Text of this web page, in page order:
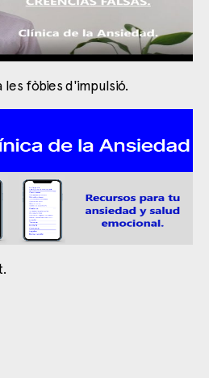
les fòbies d'impulsió.